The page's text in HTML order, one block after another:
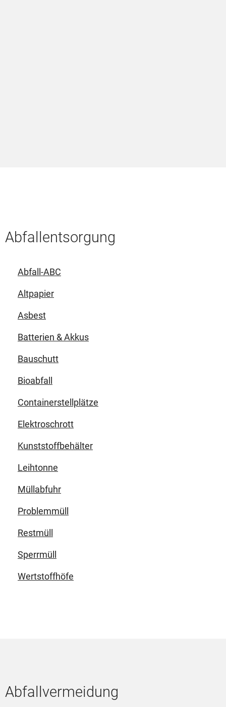
Abfallentsorgung
Abfall-ABC
Altpapier
Asbest
Batterien & Akkus
Bauschutt
Bioabfall
Containerstellplätze
Elektroschrott
Kunststoffbehälter
Leihtonne
Müllabfuhr
Problemmüll
Restmüll
Sperrmüll
Wertstoffhöfe
Abfallvermeidung